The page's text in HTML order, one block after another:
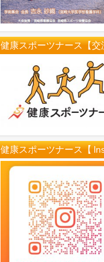
健康スポーツナース【交
健康スポーツナース【